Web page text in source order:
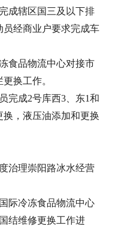
成辖区国三及以下排
员经商业户要求完成车
食品物流中心对接市
换工作。
完成2号库西3、东1和
换，液压油添加和更换
治理崇阳路冰水经营
际冷冻食品物流中心
结维修更换工作进